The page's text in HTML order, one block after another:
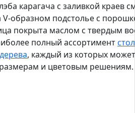
карагача с заливкой краев
V-образном подстолье с
покрыта маслом с твердым
полный ассортимент
, каждый из которых
и цветовым решениям.